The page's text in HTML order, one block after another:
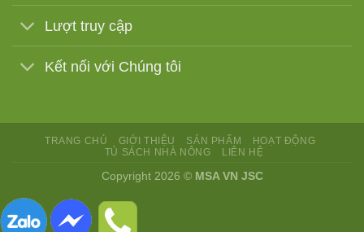
Lượt truy cập
Kết nối với Chúng tôi
TRANG CHỦ GIỚI THIỆU SẢN PHẨM
HOẠT ĐỘNG
TỦ SÁCH NHÀ NÔNG
LIÊN HỆ
Copyright 2026 © MSA VN JSC